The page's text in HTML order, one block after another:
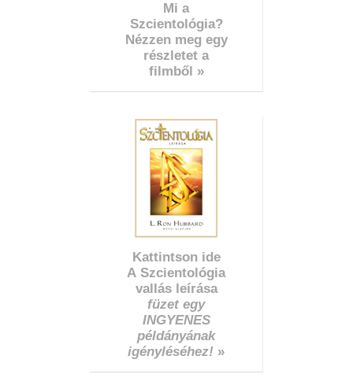
Mi a
Szcientológia?
Nézzen meg egy
részletet a
filmből »
Kattintson ide
A Szcientológia
vallás leírása
füzet egy
INGYENES
példányának
igényléséhez! »